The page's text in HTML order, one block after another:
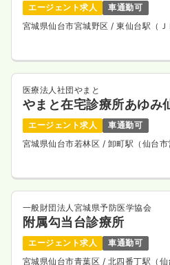
エージェント求人
車通勤可
宮城県仙台市宮城野区 / 東仙台駅（Ｊ
医療法人社団やまと
やまと在宅診療所あゆみ
エージェント求人
車通勤可
宮城県仙台市若林区 / 卸町駅（仙台市
一般財団法人宮城県予防医学協会
附属勾当台診療所
エージェント求人
車通勤可
宮城県仙台市青葉区 / 北四番丁駅（仙